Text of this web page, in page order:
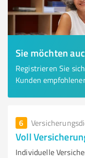
Sie möchten
Registrieren Sie
Kunden
6
Voll
Individuelle